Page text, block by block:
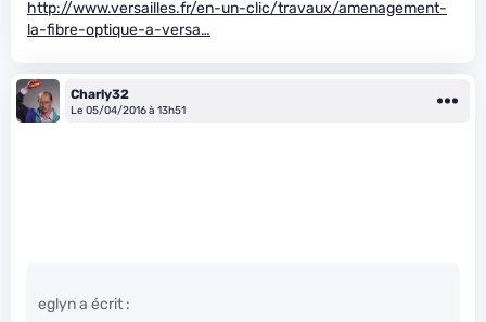
http://www.versailles.fr/en-un-clic/travaux/amenagement-
la-fibre-optique-a-versa…
Charly32
Le 05/04/2016 à 13h51
eglyn a écrit :